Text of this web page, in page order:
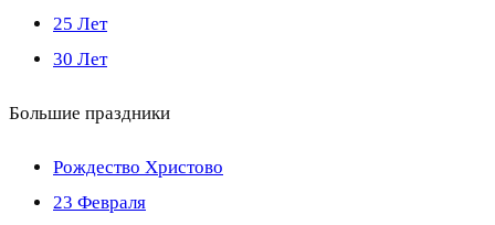
25 Лет
30 Лет
Большие праздники
Рождество Христово
23 Февраля